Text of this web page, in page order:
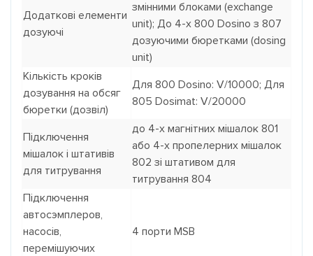
Додаткові елементи
дозуючі
змінними блоками (exchange
unit); До 4-х 800 Dosino з 807
дозуючими бюретками (dosing
unit)
Кількість кроків
дозування на обсяг
бюретки (дозвіл)
Для 800 Dosino: V/10000; Для
805 Dosimat: V/20000
Підключення
мішалок і штативів
для титрування
до 4-х магнітних мішалок 801
або 4-х пропелерних мішалок
802 зі штативом для
титрування 804
Підключення
автосэмплеров,
насосів,
перемішуючих
4 порти MSB